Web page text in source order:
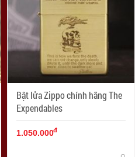
Bật lửa Zippo chính hãng The
Expendables
1.050.000đ